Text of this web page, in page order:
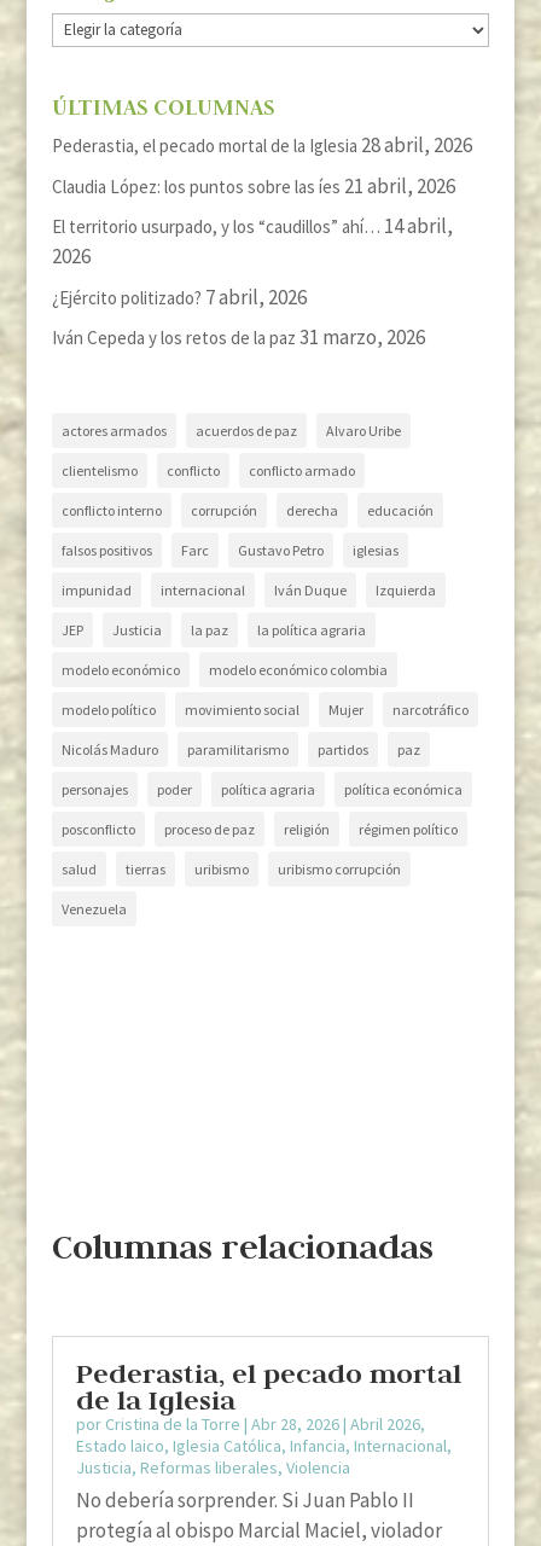
Categorías
ÚLTIMAS COLUMNAS
Pederastia, el pecado mortal de la Iglesia 28 abril, 2026
Claudia López: los puntos sobre las íes 21 abril, 2026
El territorio usurpado, y los “caudillos” ahí… 14 abril,
2026
¿Ejército politizado? 7 abril, 2026
Iván Cepeda y los retos de la paz 31 marzo, 2026
actores armados acuerdos de paz Alvaro Uribe
clientelismo conflicto conflicto armado
conflicto interno corrupción derecha educación
falsos positivos Farc Gustavo Petro iglesias
impunidad internacional Iván Duque Izquierda
JEP Justicia la paz la política agraria
modelo económico modelo económico colombia
modelo político movimiento social Mujer narcotráfico
Nicolás Maduro paramilitarismo partidos paz
personajes poder política agraria política económica
posconflicto proceso de paz religión régimen político
salud tierras uribismo uribismo corrupción
Venezuela
Columnas relacionadas
Pederastia, el pecado mortal
de la Iglesia
por Cristina de la Torre | Abr 28, 2026| Abril 2026,
Estado laico, Iglesia Católica, Infancia, Internacional,
Justicia, Reformas liberales, Violencia
No debería sorprender. Si Juan Pablo II
protegía al obispo Marcial Maciel, violador